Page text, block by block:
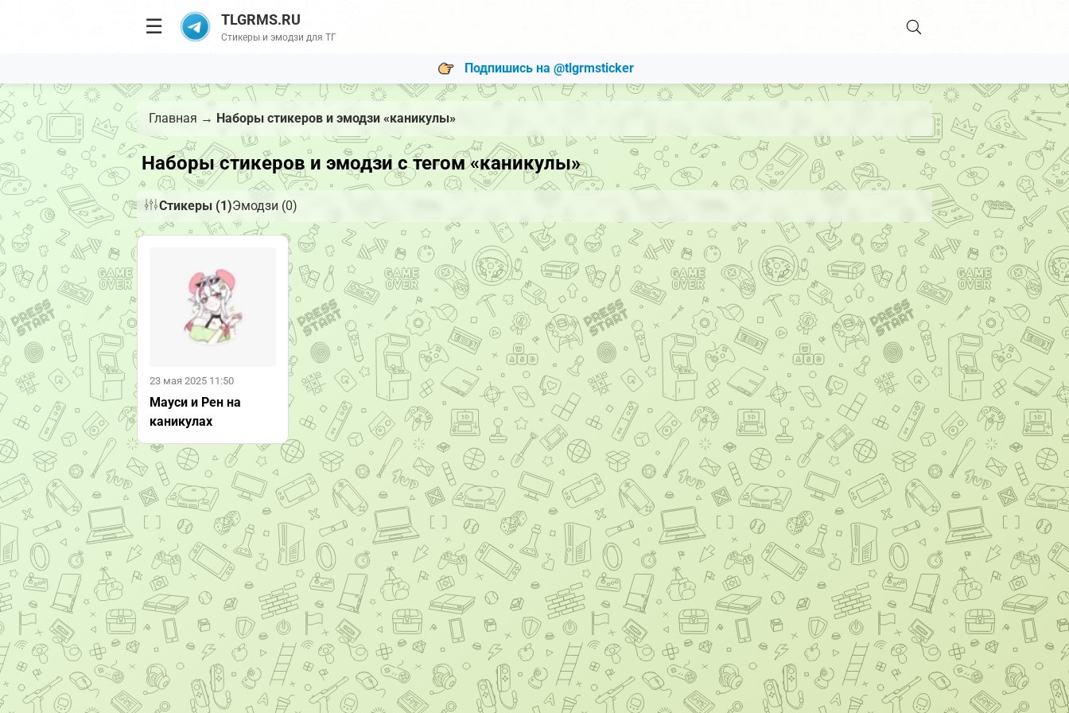
☰ TLGRMS.RU
Стикеры и эмодзи для ТГ
Подпишись на @tlgrmsticker
Главная → Наборы стикеров и эмодзи «каникулы»
Наборы стикеров и эмодзи с тегом «каникулы»
Стикеры (1)Эмодзи (0)
23 мая 2025 11:50
Мауси и Рен на
каникулах